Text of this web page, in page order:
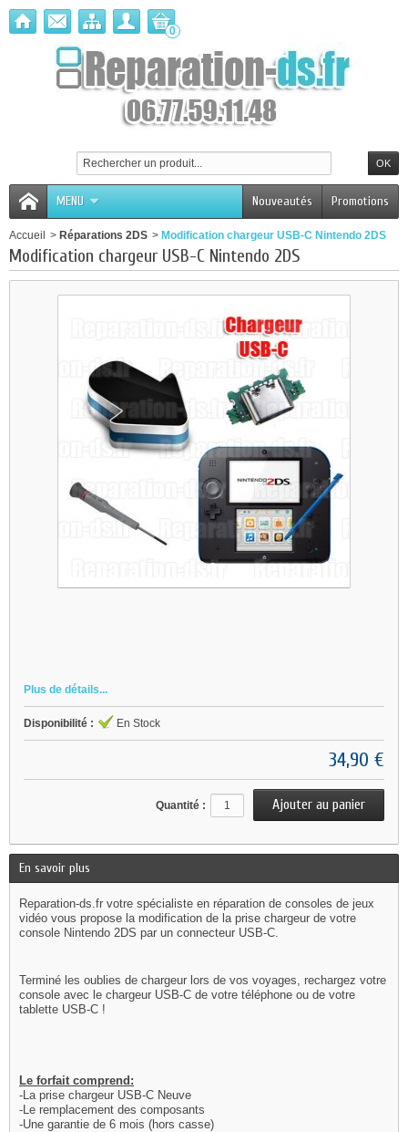
0
MENU Promotions
Nouveautés
Accueil > Réparations 2DS > Modification chargeur USB-C Nintendo 2DS
Modification chargeur USB-C Nintendo 2DS
Plus de détails...
Disponibilité : En Stock
34,90 €
Quantité :
En savoir plus
Reparation-ds.fr votre spécialiste en réparation de consoles de jeux
vidéo vous propose la modification de la prise chargeur de votre
console Nintendo 2DS par un connecteur USB-C.
Terminé les oublies de chargeur lors de vos voyages, rechargez votre
console avec le chargeur USB-C de votre téléphone ou de votre
tablette USB-C !
Le forfait comprend:
-La prise chargeur USB-C Neuve
-Le remplacement des composants
-Une garantie de 6 mois (hors casse)